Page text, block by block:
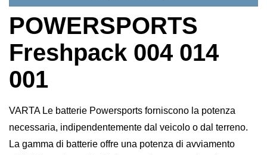
POWERSPORTS
Freshpack 004 014
001
VARTA Le batterie Powersports forniscono la potenza
necessaria, indipendentemente dal veicolo o dal terreno.
La gamma di batterie offre una potenza di avviamento